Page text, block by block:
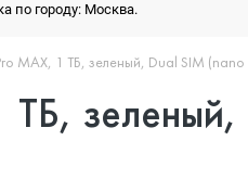
по городу: Москва.
MAX, 1 ТБ, зеленый, Dual SIM (nano
зеленый,